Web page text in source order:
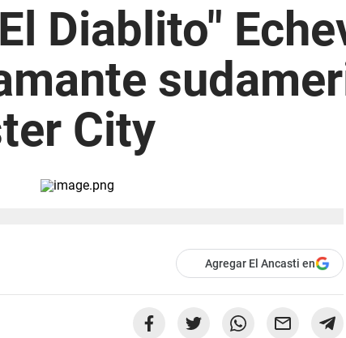
Diablito"
City
Agregar El Ancasti en